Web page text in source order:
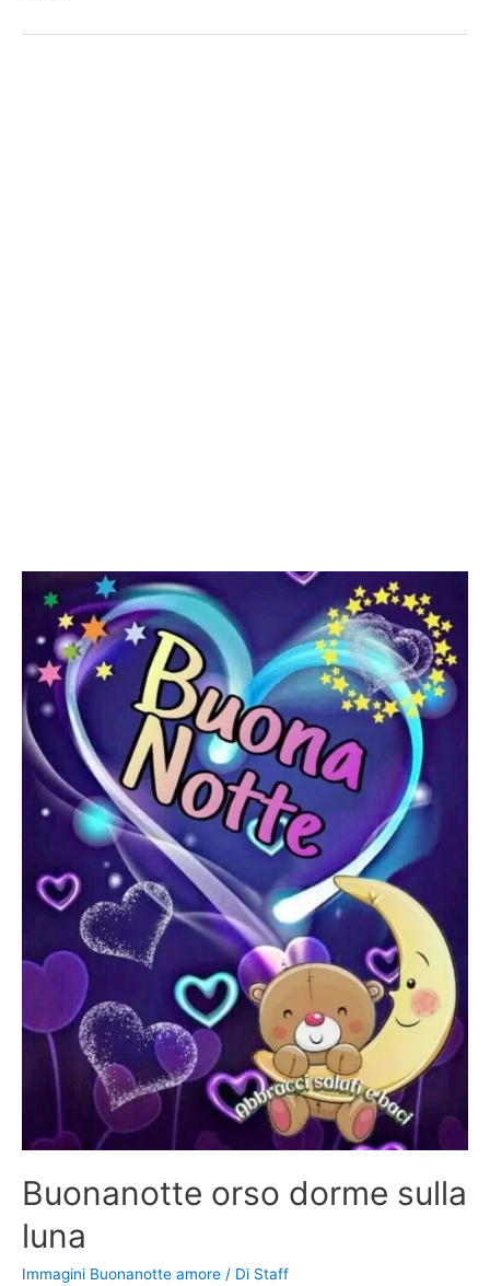
Buonanotte orso dorme sulla
luna
Immagini Buonanotte amore / Di Staff